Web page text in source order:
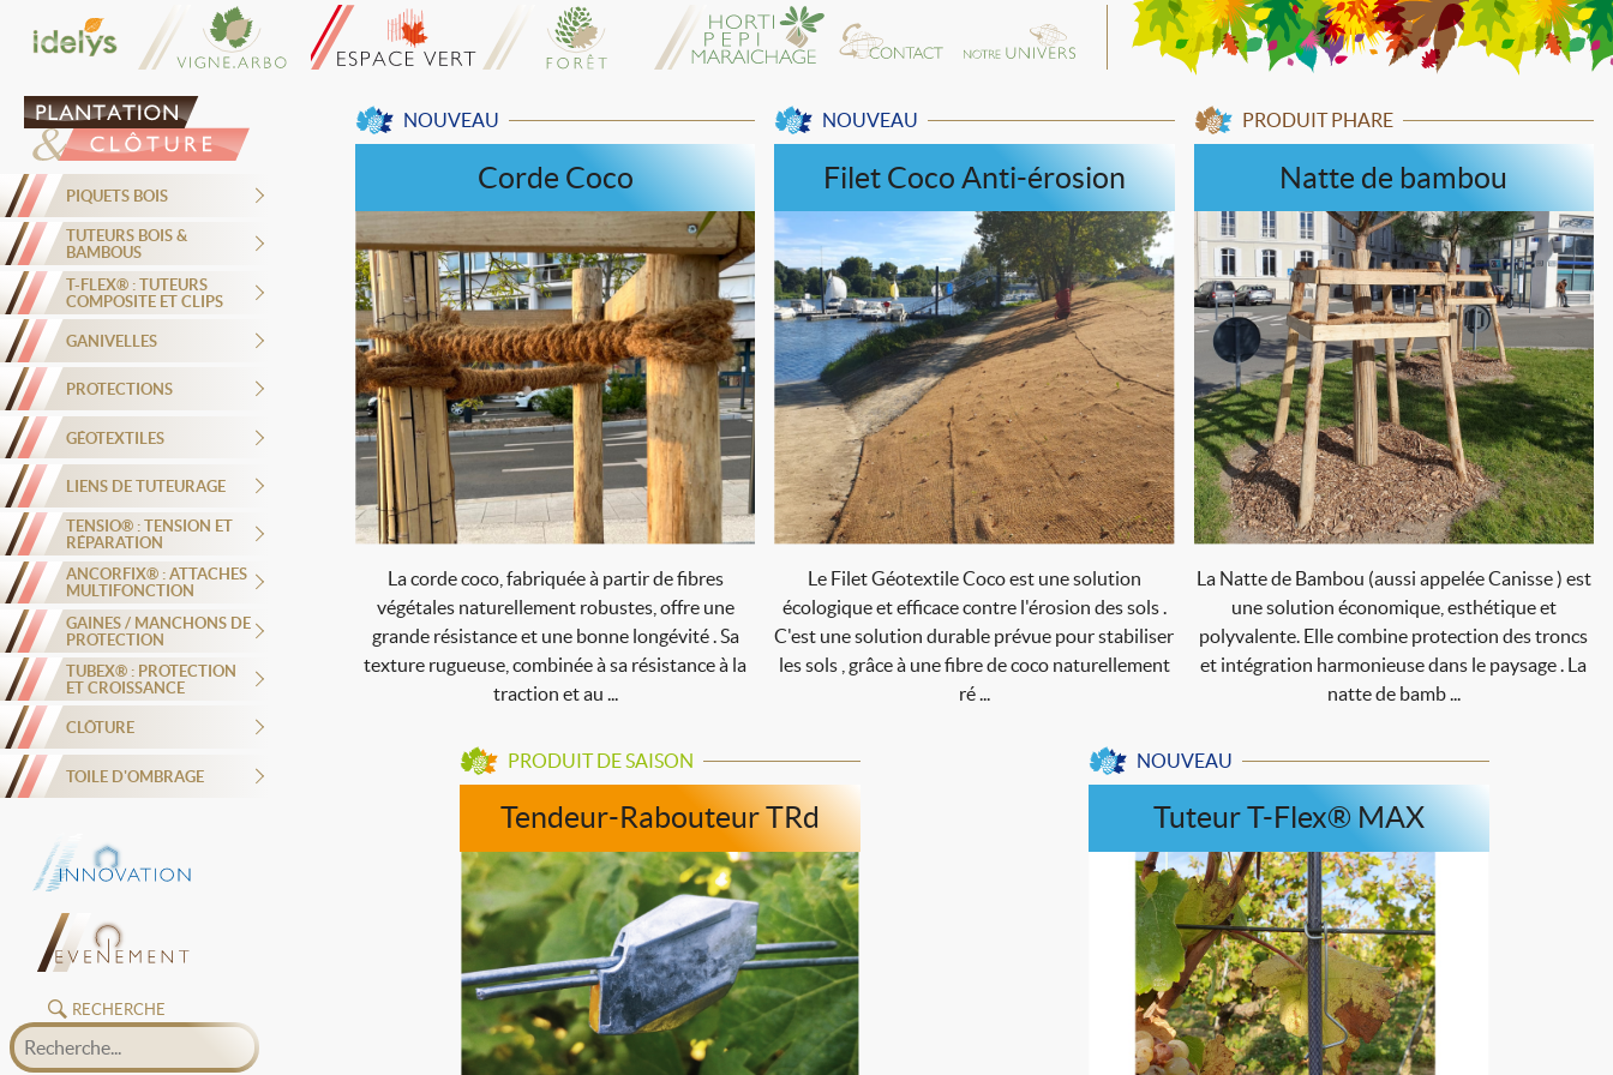
PIQUETS BOIS
TUTEURS BOIS &
BAMBOUS
T-FLEX® : TUTEURS
COMPOSITE ET CLIPS
GANIVELLES
PROTECTIONS
GÉOTEXTILES
LIENS DE TUTEURAGE
TENSIO® : TENSION ET
RÉPARATION
ANCORFIX® : ATTACHES
MULTIFONCTION
GAINES / MANCHONS DE
PROTECTION
TUBEX® : PROTECTION
ET CROISSANCE
CLÔTURE
TOILE D'OMBRAGE
RECHERCHE
Corde Coco
NOUVEAU
La corde coco, fabriquée à partir de fibres
végétales naturellement robustes, offre une
grande résistance et une bonne longévité . Sa
texture rugueuse, combinée à sa résistance à la
traction et au ...
Filet Coco Anti-érosion
NOUVEAU
Le Filet Géotextile Coco est une solution
écologique et efficace contre l'érosion des sols .
C'est une solution durable prévue pour stabiliser
les sols , grâce à une fibre de coco naturellement
ré ...
Natte de bambou
PRODUIT PHARE
La Natte de Bambou (aussi appelée Canisse ) est
une solution économique, esthétique et
polyvalente. Elle combine protection des troncs
et intégration harmonieuse dans le paysage . La
natte de bamb ...
Tendeur-Rabouteur TRd
PRODUIT DE SAISON
Tuteur T-Flex® MAX
NOUVEAU